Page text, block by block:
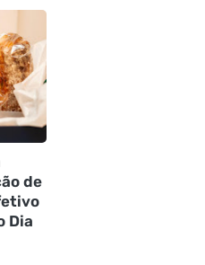
de
Dia